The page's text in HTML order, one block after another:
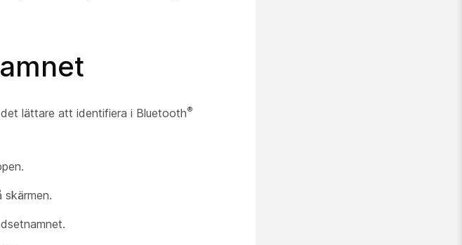
lättare att identifiera i Bluetooth®
skärmen.